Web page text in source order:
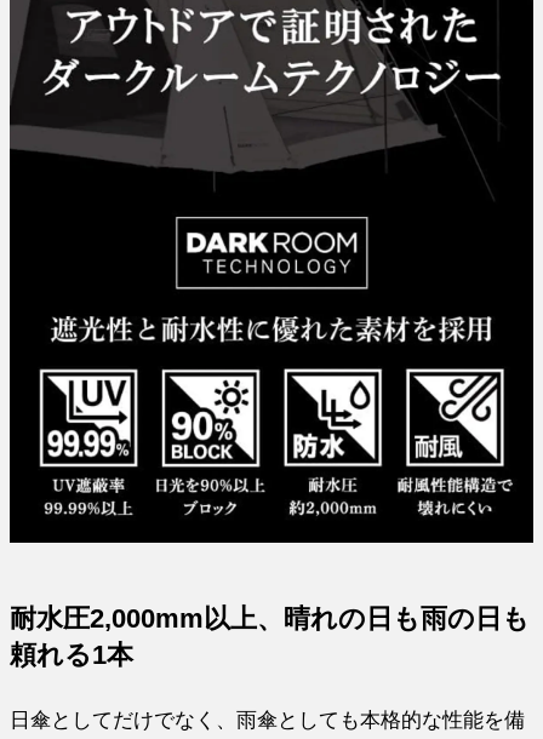
耐水圧2,000mm以上、晴れの日も雨の日も
頼れる1本
日傘としてだけでなく、雨傘としても本格的な性能を備